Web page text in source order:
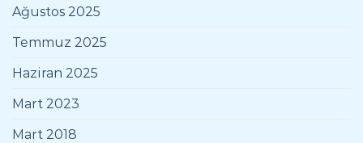
Ağustos 2025
Temmuz 2025
Haziran 2025
Mart 2023
Mart 2018